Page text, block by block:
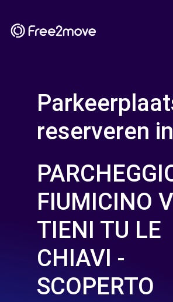
reserveren in
FIUMICINO
TIENI TU LE
CHIAVI -
SCOPERTO